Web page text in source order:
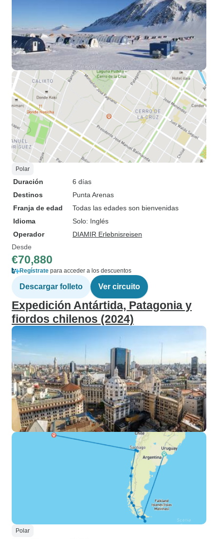
Polar
Duración
6 días
Destinos
Punta Arenas
Franja de edad
Todas las edades son bienvenidas
Idioma
Solo: Inglés
Operador
DIAMIR Erlebnisreisen
Desde
€70,880
Regístrate para acceder a los descuentos
Descargar folleto Ver circuito
Expedición Antártida, Patagonia y
fiordos chilenos (2024)
Polar